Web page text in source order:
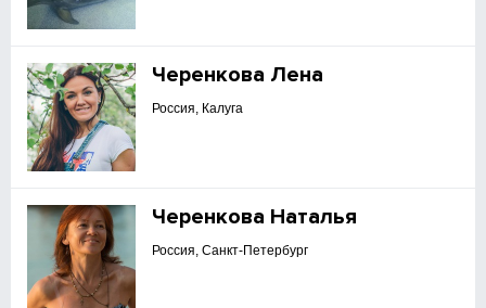
Черенкова Лена
Россия, Калуга
Черенкова Наталья
Россия, Санкт-Петербург